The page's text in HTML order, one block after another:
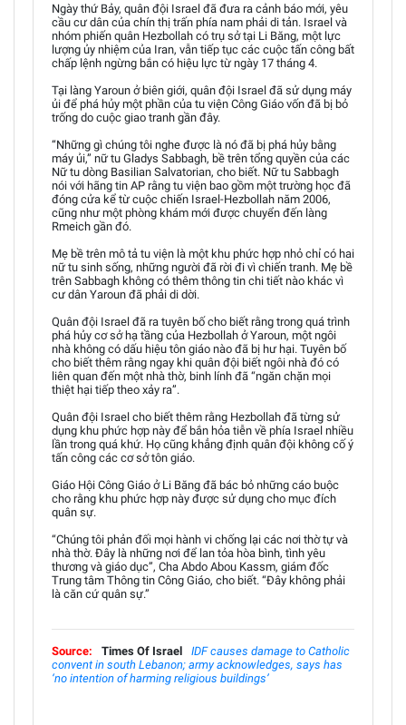
Ngày thứ Bảy, quân đội Israel đã đưa ra cảnh báo mới, yêu
cầu cư dân của chín thị trấn phía nam phải di tản. Israel và
nhóm phiến quân Hezbollah có trụ sở tại Li Băng, một lực
lượng ủy nhiệm của Iran, vẫn tiếp tục các cuộc tấn công bất
chấp lệnh ngừng bắn có hiệu lực từ ngày 17 tháng 4.
Tại làng Yaroun ở biên giới, quân đội Israel đã sử dụng máy
ủi để phá hủy một phần của tu viện Công Giáo vốn đã bị bỏ
trống do cuộc giao tranh gần đây.
“Những gì chúng tôi nghe được là nó đã bị phá hủy bằng
máy ủi,” nữ tu Gladys Sabbagh, bề trên tổng quyền của các
Nữ tu dòng Basilian Salvatorian, cho biết. Nữ tu Sabbagh
nói với hãng tin AP rằng tu viện bao gồm một trường học đã
đóng cửa kể từ cuộc chiến Israel-Hezbollah năm 2006,
cũng như một phòng khám mới được chuyển đến làng
Rmeich gần đó.
Mẹ bề trên mô tả tu viện là một khu phức hợp nhỏ chỉ có hai
nữ tu sinh sống, những người đã rời đi vì chiến tranh. Mẹ bề
trên Sabbagh không có thêm thông tin chi tiết nào khác vì
cư dân Yaroun đã phải di dời.
Quân đội Israel đã ra tuyên bố cho biết rằng trong quá trình
phá hủy cơ sở hạ tầng của Hezbollah ở Yaroun, một ngôi
nhà không có dấu hiệu tôn giáo nào đã bị hư hại. Tuyên bố
cho biết thêm rằng ngay khi quân đội biết ngôi nhà đó có
liên quan đến một nhà thờ, binh lính đã “ngăn chặn mọi
thiệt hại tiếp theo xảy ra”.
Quân đội Israel cho biết thêm rằng Hezbollah đã từng sử
dụng khu phức hợp này để bắn hỏa tiễn về phía Israel nhiều
lần trong quá khứ. Họ cũng khẳng định quân đội không cố ý
tấn công các cơ sở tôn giáo.
Giáo Hội Công Giáo ở Li Băng đã bác bỏ những cáo buộc
cho rằng khu phức hợp này được sử dụng cho mục đích
quân sự.
“Chúng tôi phản đối mọi hành vi chống lại các nơi thờ tự và
nhà thờ. Đây là những nơi để lan tỏa hòa bình, tình yêu
thương và giáo dục”, Cha Abdo Abou Kassm, giám đốc
Trung tâm Thông tin Công Giáo, cho biết. “Đây không phải
là căn cứ quân sự.”
Source: Times Of Israel
IDF causes damage to Catholic
convent in south Lebanon; army acknowledges, says has
‘no intention of harming religious buildings’